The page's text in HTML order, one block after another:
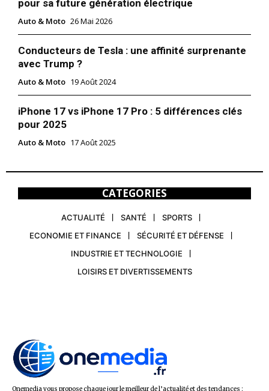
pour sa future génération électrique
Auto & Moto 26 Mai 2026
Conducteurs de Tesla : une affinité surprenante
avec Trump ?
Auto & Moto 19 Août 2024
iPhone 17 vs iPhone 17 Pro : 5 différences clés
pour 2025
Auto & Moto 17 Août 2025
CATEGORIES
ACTUALITÉ SANTÉ
SPORTS
ECONOMIE ET FINANCE
SÉCURITÉ ET DÉFENSE
INDUSTRIE ET TECHNOLOGIE
LOISIRS ET DIVERTISSEMENTS
Onemedia vous propose chaque jour le meilleur de l’actualité et des tendances :